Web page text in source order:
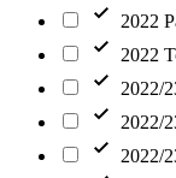
2022
2022
2022/
2022/
2022/